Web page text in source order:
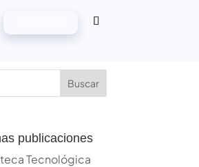
Buscar
publicaciones
Tecnológica